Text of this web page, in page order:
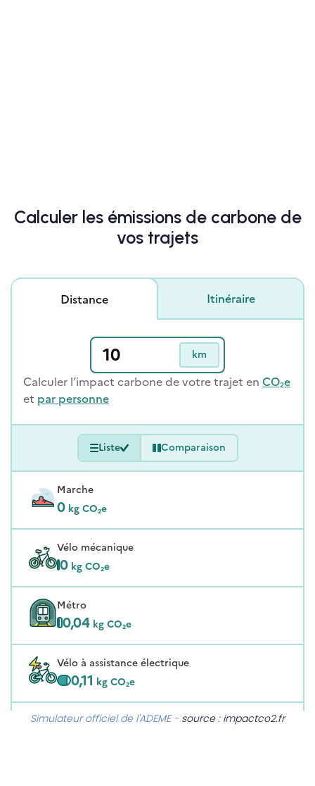
Calculer les émissions de carbone de
vos trajets
Simulateur officiel de l'ADEME - source : impactco2.fr